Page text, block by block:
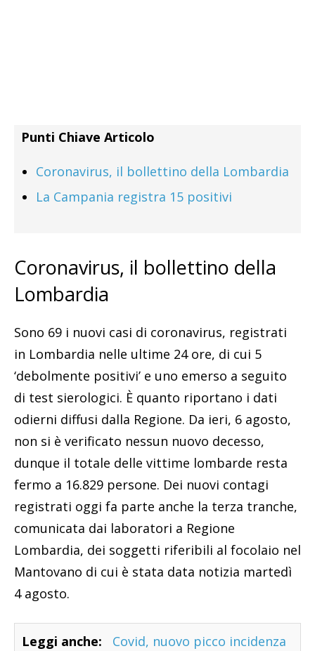
Punti Chiave Articolo
Coronavirus, il bollettino della Lombardia
La Campania registra 15 positivi
Coronavirus, il bollettino della
Lombardia
Sono 69 i nuovi casi di coronavirus, registrati
in Lombardia nelle ultime 24 ore, di cui 5
‘debolmente positivi’ e uno emerso a seguito
di test sierologici. È quanto riportano i dati
odierni diffusi dalla Regione. Da ieri, 6 agosto,
non si è verificato nessun nuovo decesso,
dunque il totale delle vittime lombarde resta
fermo a 16.829 persone. Dei nuovi contagi
registrati oggi fa parte anche la terza tranche,
comunicata dai laboratori a Regione
Lombardia, dei soggetti riferibili al focolaio nel
Mantovano di cui è stata data notizia martedì
4 agosto.
Leggi anche:
Covid, nuovo picco incidenza